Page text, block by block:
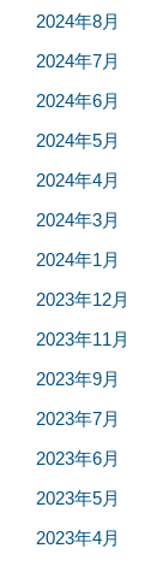
2024年8月
2024年7月
2024年6月
2024年5月
2024年4月
2024年3月
2024年1月
2023年12月
2023年11月
2023年9月
2023年7月
2023年6月
2023年5月
2023年4月